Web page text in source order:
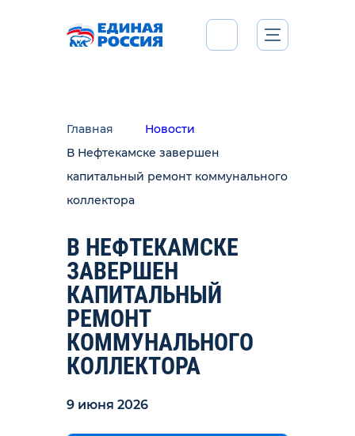
Главная
Новости
В Нефтекамске завершен
капитальный ремонт коммунального
коллектора
В НЕФТЕКАМСКЕ
ЗАВЕРШЕН
КАПИТАЛЬНЫЙ
РЕМОНТ
КОММУНАЛЬНОГО
КОЛЛЕКТОРА
9 июня 2026